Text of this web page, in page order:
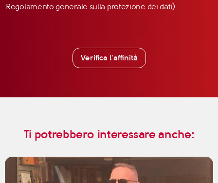
Regolamento generale sulla protezione dei dati)
Verifica l'affinità
Ti potrebbero interessare anche: